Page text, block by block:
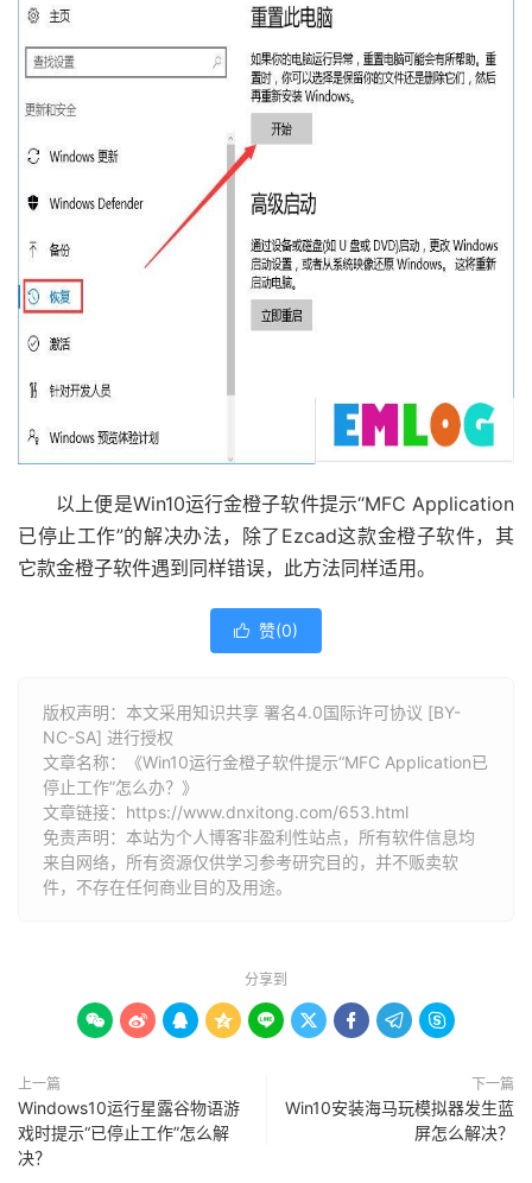
以上便是Win10运行金橙子软件提示“MFC Application
已停止工作”的解决办法，除了Ezcad这款金橙子软件，其
它款金橙子软件遇到同样错误，此方法同样适用。
 赞(0)
版权声明：本文采用知识共享 署名4.0国际许可协议 [BY-
NC-SA] 进行授权
文章名称：《Win10运行金橙子软件提示“MFC Application已
停止工作”怎么办？》
文章链接： https://www.dnxitong.com/653.html
免责声明：本站为个人博客非盈利性站点，所有软件信息均
来自网络，所有资源仅供学习参考研究目的，并不贩卖软
件，不存在任何商业目的及用途。
分享到
        
上一篇
Windows10运行星露谷物语游
戏时提示“已停止工作”怎么解
决？
下一篇
Win10安装海马玩模拟器发生蓝
屏怎么解决？